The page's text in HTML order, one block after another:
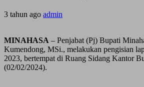
3 tahun ago admin
MINAHASA – Penjabat (Pj) Bupati
Kumendong, MSi., melakukan pengisian
2023, bertempat di Ruang Sidang Kantor
(02/02/2024).